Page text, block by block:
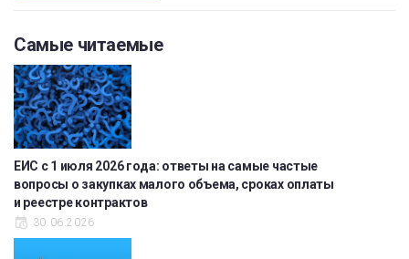
Самые читаемые
ЕИС с 1 июля 2026 года: ответы на самые частые
вопросы о закупках малого объема, сроках оплаты
и реестре контрактов
30.06.2026